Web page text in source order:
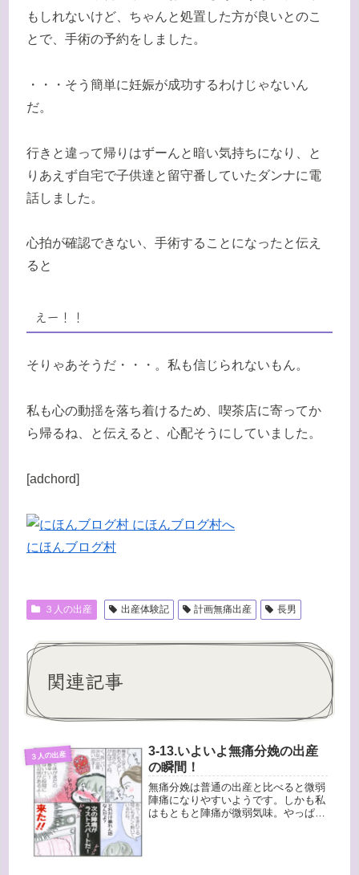
もしれないけど、ちゃんと処置した方が良いとのこ
とで、手術の予約をしました。
・・・そう簡単に妊娠が成功するわけじゃないん
だ。
行きと違って帰りはずーんと暗い気持ちになり、と
りあえず自宅で子供達と留守番していたダンナに電
話しました。
心拍が確認できない、手術することになったと伝え
ると
えー！！
そりゃあそうだ・・・。私も信じられないもん。
私も心の動揺を落ち着けるため、喫茶店に寄ってか
ら帰るね、と伝えると、心配そうにしていました。
[adchord]
にほんブログ村
３人の出産 出産体験記 計画無痛出産 長男
関連記事
３人の出産
3-13.いよいよ無痛分娩の出産
の瞬間！
無痛分娩は普通の出産と比べると微弱
陣痛になりやすいようです。しかも私
はもともと陣痛が微弱気味。やっぱり